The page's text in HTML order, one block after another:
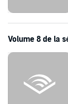
Volume 8 de la